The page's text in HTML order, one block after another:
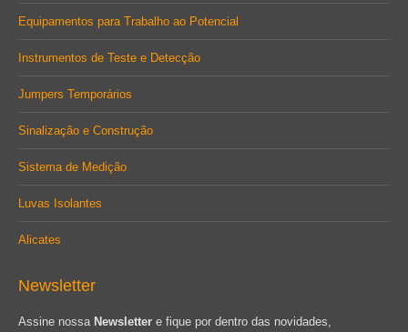
Equipamentos para Trabalho ao Potencial
Instrumentos de Teste e Detecção
Jumpers Temporários
Sinalização e Construção
Sistema de Medição
Luvas Isolantes
Alicates
Newsletter
Assine nossa Newsletter e fique por dentro das novidades,